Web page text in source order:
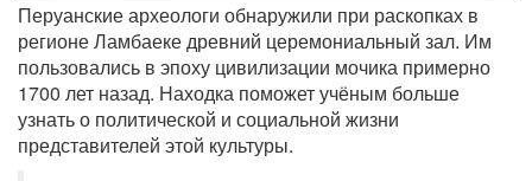
Перуанские археологи обнаружили при раскопках в
регионе Ламбаеке древний церемониальный зал. Им
пользовались в эпоху цивилизации мочика примерно
1700 лет назад. Находка поможет учёным больше
узнать о политической и социальной жизни
представителей этой культуры.